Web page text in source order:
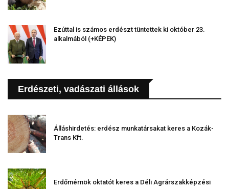
Ezúttal is számos erdészt tüntettek ki október 23.
alkalmából (+KÉPEK)
Erdészeti, vadászati állások
Álláshirdetés: erdész munkatársakat keres a Kozák-
Trans Kft.
Erdőmérnök oktatót keres a Déli Agrárszakképzési